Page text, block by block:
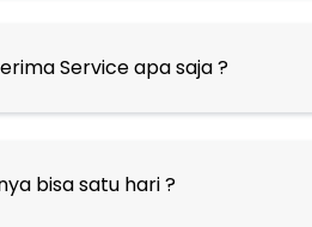
Service apa saja ?
bisa satu hari ?